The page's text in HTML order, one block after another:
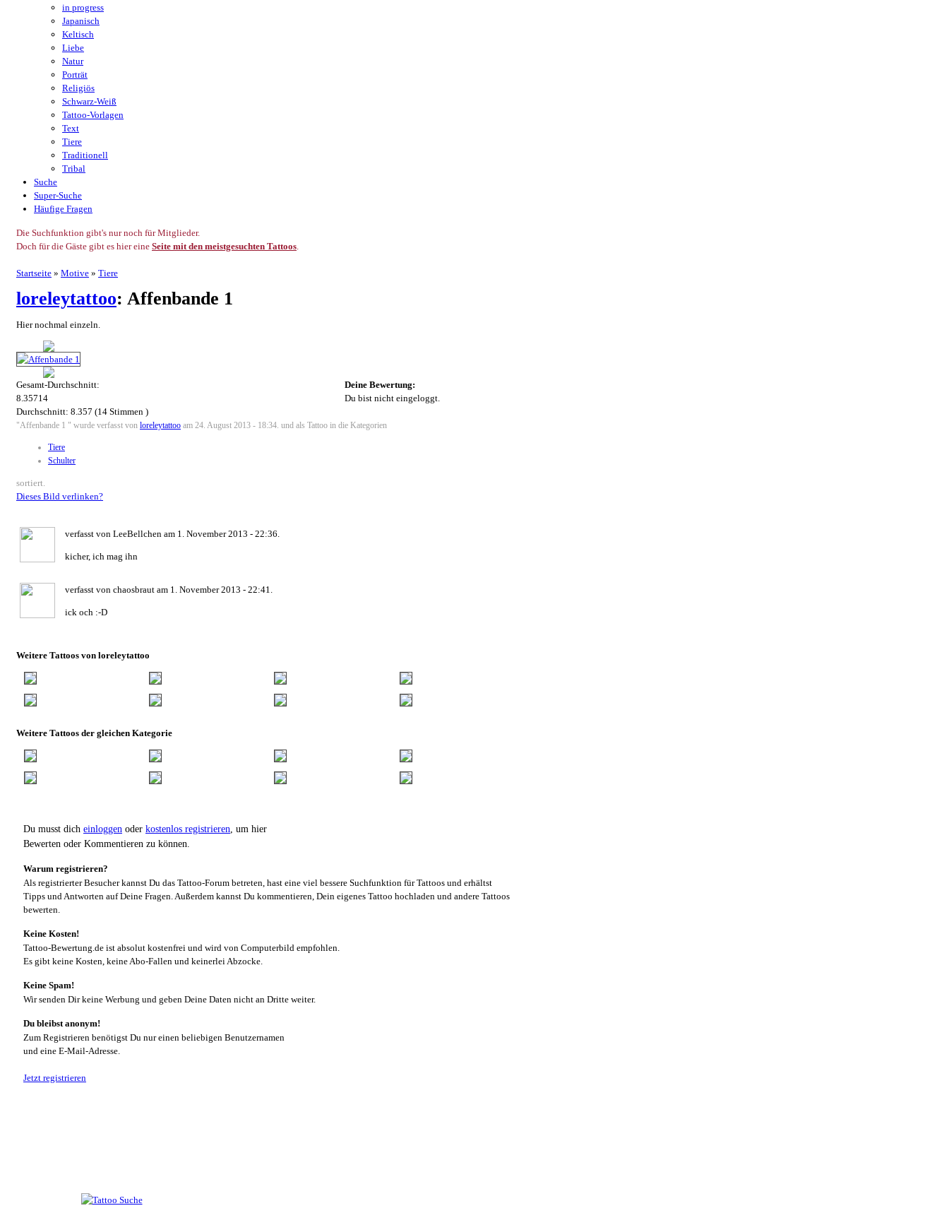
in progress
Japanisch
Keltisch
Liebe
Natur
Porträt
Religiös
Schwarz-Weiß
Tattoo-Vorlagen
Text
Tiere
Traditionell
Tribal
Suche
Super-Suche
Häufige Fragen
Die Suchfunktion gibt's nur noch für Mitglieder.
Doch für die Gäste gibt es hier eine Seite mit den meistgesuchten Tattoos.
Startseite » Motive » Tiere
loreleytattoo: Affenbande 1
Hier nochmal einzeln.
Gesamt-Durchschnitt:
8.35714
Durchschnitt: 8.357 (14 Stimmen )
Deine Bewertung:
Du bist nicht eingeloggt.
"Affenbande 1 " wurde verfasst von loreleytattoo am 24. August 2013 - 18:34. und als Tattoo in die Kategorien
Tiere
Schulter
sortiert.
Dieses Bild verlinken?
verfasst von LeeBellchen am 1. November 2013 - 22:36.
kicher, ich mag ihn
verfasst von chaosbraut am 1. November 2013 - 22:41.
ick och :-D
Weitere Tattoos von loreleytattoo
Weitere Tattoos der gleichen Kategorie
Du musst dich einloggen oder kostenlos registrieren , um hier
Bewerten oder Kommentieren zu können.
Warum registrieren?
Als registrierter Besucher kannst Du das Tattoo-Forum betreten, hast eine viel bessere Suchfunktion für Tattoos und erhältst
Tipps und Antworten auf Deine Fragen. Außerdem kannst Du kommentieren, Dein eigenes Tattoo hochladen und andere Tattoos
bewerten.
Keine Kosten!
Tattoo-Bewertung.de ist absolut kostenfrei und wird von Computerbild empfohlen.
Es gibt keine Kosten, keine Abo-Fallen und keinerlei Abzocke.
Keine Spam!
Wir senden Dir keine Werbung und geben Deine Daten nicht an Dritte weiter.
Du bleibst anonym!
Zum Registrieren benötigst Du nur einen beliebigen Benutzernamen
und eine E-Mail-Adresse.
Jetzt registrieren